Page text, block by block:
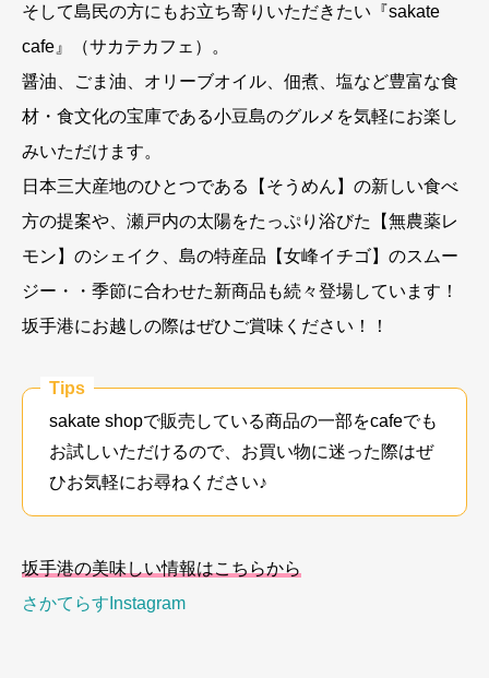
そして島民の方にもお立ち寄りいただきたい『sakate
cafe』（サカテカフェ）。
醤油、ごま油、オリーブオイル、佃煮、塩など豊富な食
材・食文化の宝庫である小豆島のグルメを気軽にお楽し
みいただけます。
日本三大産地のひとつである【そうめん】の新しい食べ
方の提案や、瀬戸内の太陽をたっぷり浴びた【無農薬レ
モン】のシェイク、島の特産品【女峰イチゴ】のスムー
ジー・・季節に合わせた新商品も続々登場しています！
坂手港にお越しの際はぜひご賞味ください！！
Tips
sakate shopで販売している商品の一部をcafeでも
お試しいただけるので、お買い物に迷った際はぜ
ひお気軽にお尋ねください♪
坂手港の美味しい情報はこちらから
さかてらすInstagram